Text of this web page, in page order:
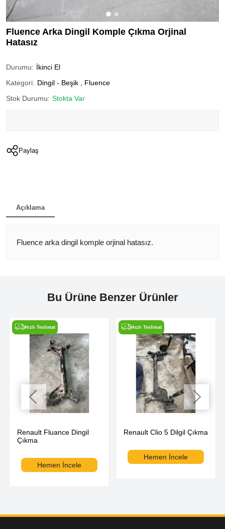
Fluence Arka Dingil Komple Çıkma Orjinal
Hatasız
Durumu: İkinci El
Kategori: Dingil - Beşik
Fluence
Stok Durumu: Stokta Var
Paylaş
Açıklama
Fluence arka dingil komple orjinal hatasız.
Bu Ürüne Benzer Ürünler
Hızlı Teslimat
Renault Fluance Dingil
Çıkma
Hemen İncele
Hızlı Teslimat
Renault Clio 5 Dilgil Çıkma
Hemen İncele